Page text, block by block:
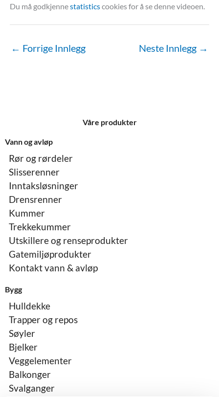
Du må godkjennestatisticscookies for å se denne videoen.
← Forrige Innlegg Neste Innlegg →
Våre produkter
Vann og avløp
Rør og rørdeler
Slisserenner
Inntaksløsninger
Drensrenner
Kummer
Trekkekummer
Utskillere og renseprodukter
Gatemiljøprodukter
Kontakt vann & avløp
Bygg
Hulldekke
Trapper og repos
Søyler
Bjelker
Veggelementer
Balkonger
Svalganger